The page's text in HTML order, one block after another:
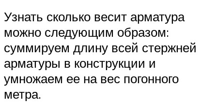
Узнать сколько весит арматура
можно следующим образом:
суммируем длину всей стержней
арматуры в конструкции и
умножаем ее на вес погонного
метра.